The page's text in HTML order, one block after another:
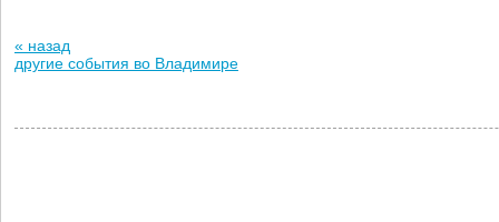
« назад
другие события во Владимире